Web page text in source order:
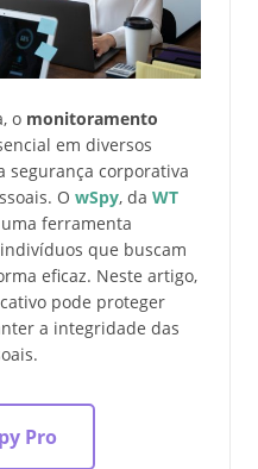
o monitoramento
em diversos
segurança corporativa
O wSpy, da WT
ferramenta
que buscam
eficaz. Neste artigo,
pode proteger
a integridade das
Pro